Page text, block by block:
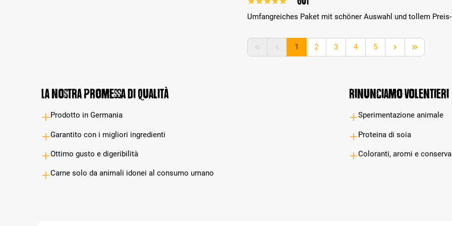
Umfangreiches Paket mit schöner Auswahl und tollem
Pagina
1 Pagina
2 Pagina
3 Pagina
4 Pagina
5
La nostra promessa di qualità
Prodotto in Germania
Garantito con i migliori ingredienti
Ottimo gusto e digeribilità
Carne solo da animali idonei al consumo umano
Rinunciamo volentieri
Sperimentazione animale
Proteina di soia
Coloranti, aromi e